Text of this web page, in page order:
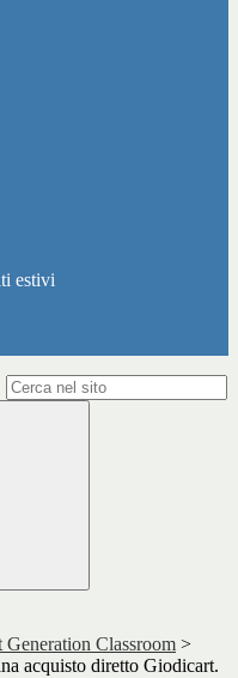
estivi
Classroom >
acquisto diretto Giodicart.